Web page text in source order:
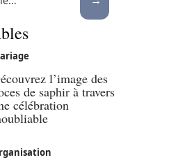
l’image des
de saphir à travers
célébration